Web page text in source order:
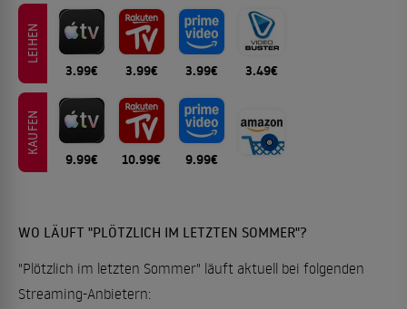
LEIHEN
3.99€ 3.99€ 3.99€ 3.49€
KAUFEN
9.99€ 10.99€ 9.99€
WO LÄUFT "PLÖTZLICH IM LETZTEN SOMMER"?
"Plötzlich im letzten Sommer" läuft aktuell bei folgenden
Streaming-Anbietern: